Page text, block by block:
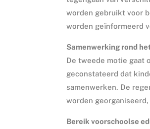
worden gebruikt voor
worden geïnformeerd
Samenwerking rond
De tweede motie gaat
geconstateerd dat
samenwerken. De
worden
Bereik voorschoolse